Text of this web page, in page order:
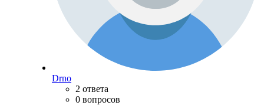
Drno
2 ответа
0 вопросов